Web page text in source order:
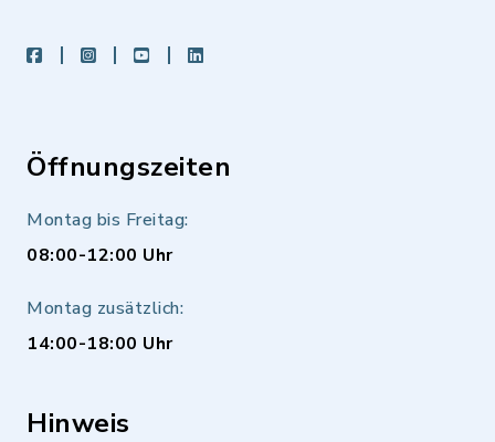
facebookinstagramyoutubeLinkedIn
Öffnungszeiten
Montag bis Freitag:
08:00-12:00 Uhr
Montag zusätzlich:
14:00-18:00 Uhr
Hinweis